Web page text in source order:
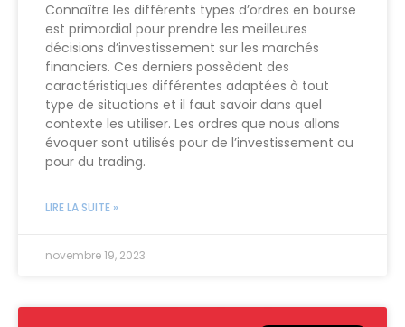
Connaître les différents types d’ordres en bourse
est primordial pour prendre les meilleures
décisions d’investissement sur les marchés
financiers. Ces derniers possèdent des
caractéristiques différentes adaptées à tout
type de situations et il faut savoir dans quel
contexte les utiliser. Les ordres que nous allons
évoquer sont utilisés pour de l’investissement ou
pour du trading.
LIRE LA SUITE »
novembre 19, 2023